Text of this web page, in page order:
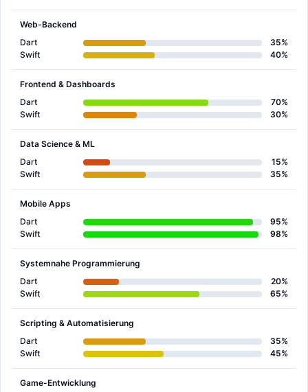
Web-Backend
Dart
35%
Swift
40%
Frontend & Dashboards
Dart
70%
Swift
30%
Data Science & ML
Dart
15%
Swift
35%
Mobile Apps
Dart
95%
Swift
98%
Systemnahe Programmierung
Dart
20%
Swift
65%
Scripting & Automatisierung
Dart
35%
Swift
45%
Game-Entwicklung